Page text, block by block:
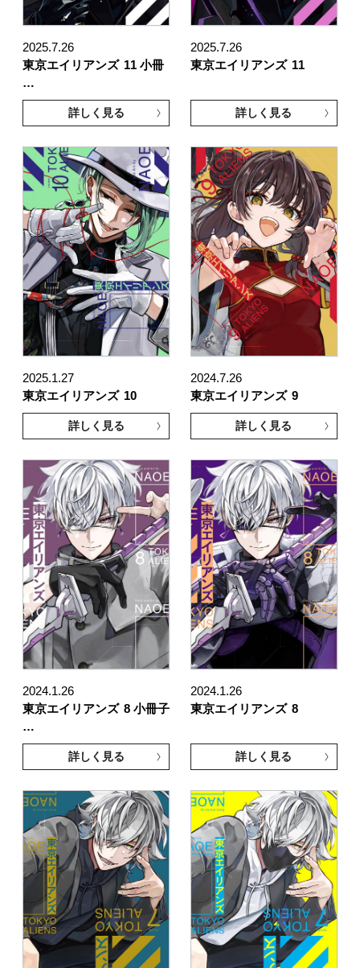
2025.7.26
東京エイリアンズ 11 小冊
…
詳しく見る
2025.7.26
東京エイリアンズ 11
詳しく見る
2025.1.27
東京エイリアンズ 10
詳しく見る
2024.7.26
東京エイリアンズ 9
詳しく見る
2024.1.26
東京エイリアンズ 8 小冊子
…
詳しく見る
2024.1.26
東京エイリアンズ 8
詳しく見る